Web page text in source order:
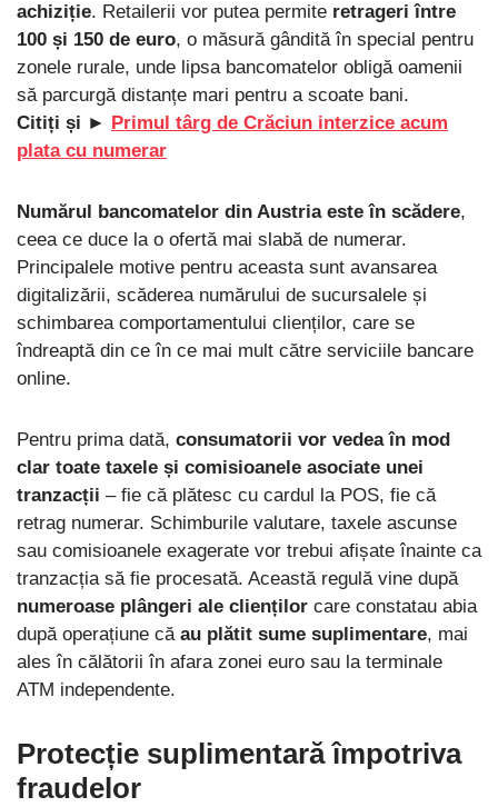
achiziție. Retailerii vor putea permite retrageri între
100 și 150 de euro, o măsură gândită în special pentru
zonele rurale, unde lipsa bancomatelor obligă oamenii
să parcurgă distanțe mari pentru a scoate bani.
Citiți și ►
Primul târg de Crăciun interzice acum
plata cu numerar
Numărul bancomatelor din Austria este în scădere,
ceea ce duce la o ofertă mai slabă de numerar.
Principalele motive pentru aceasta sunt avansarea
digitalizării, scăderea numărului de sucursalele și
schimbarea comportamentului clienților, care se
îndreaptă din ce în ce mai mult către serviciile bancare
online.
Pentru prima dată, consumatorii vor vedea în mod
clar toate taxele și comisioanele asociate unei
tranzacții – fie că plătesc cu cardul la POS, fie că
retrag numerar. Schimburile valutare, taxele ascunse
sau comisioanele exagerate vor trebui afișate înainte ca
tranzacția să fie procesată. Această regulă vine după
numeroase plângeri ale clienților care constatau abia
după operațiune că au plătit sume suplimentare, mai
ales în călătorii în afara zonei euro sau la terminale
ATM independente.
Protecție suplimentară împotriva
fraudelor